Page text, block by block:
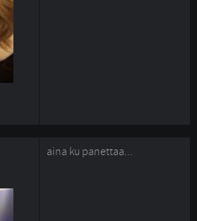
aina ku panettaa...